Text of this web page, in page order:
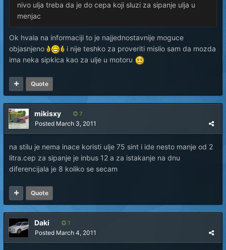
nivo ulja treba da je do cepa koji sluzi za sipanje ulja u
menjac
Ok hvala na informaciji to je najjednostavnije moguce
objasnjeno
i nije teshko za proveriti mislio sam da mozda
ima neka sipkica kao za ulje u motoru
Quote
mikisxy 7
Posted March 3, 2011
na stilu je nema inace koristi ulje 75 sint i ide nesto manje od 2
litra.cep za sipanje je inbus 12 a za istakanje na dnu
diferencijala je 8 koliko se secam
Quote
Daki 1
Posted March 4, 2011